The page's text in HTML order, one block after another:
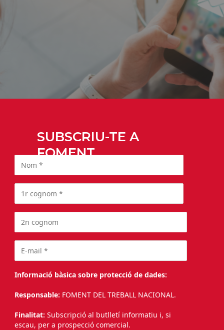
SUBSCRIU-TE A
FOMENT
Informació bàsica sobre protecció de dades:
Responsable: FOMENT DEL TREBALL NACIONAL.
Finalitat: Subscripció al butlletí informatiu i, si
escau, per a prospecció comercial.